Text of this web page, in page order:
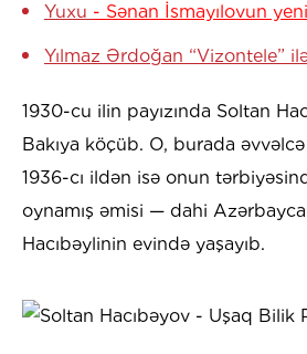
Yuxu - Sənan İsmayılovun
Yılmaz Ərdoğan “Vizontele”
1930-cu ilin payızında Soltan
Bakıya köçüb. O, burada əvvəlcə
1936-cı ildən isə onun
oynamış əmisi — dahi
Hacıbəylinin evində yaşayıb.